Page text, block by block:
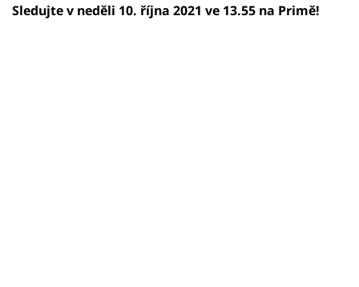
Sledujte v neděli 10. října 2021 ve 13.55 na Primě!